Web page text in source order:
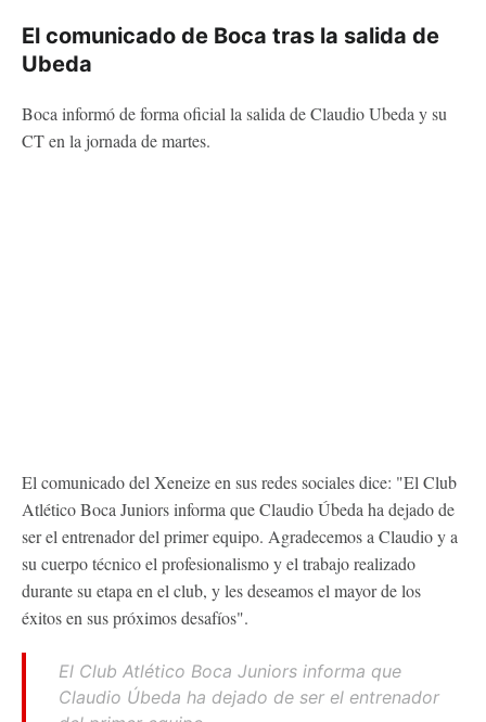
El comunicado de Boca tras la salida de
Ubeda
Boca informó de forma oficial la salida de Claudio Ubeda y su
CT en la jornada de martes.
El comunicado del Xeneize en sus redes sociales dice: "El Club
Atlético Boca Juniors informa que Claudio Úbeda ha dejado de
ser el entrenador del primer equipo. Agradecemos a Claudio y a
su cuerpo técnico el profesionalismo y el trabajo realizado
durante su etapa en el club, y les deseamos el mayor de los
éxitos en sus próximos desafíos".
El Club Atlético Boca Juniors informa que
Claudio Úbeda ha dejado de ser el entrenador